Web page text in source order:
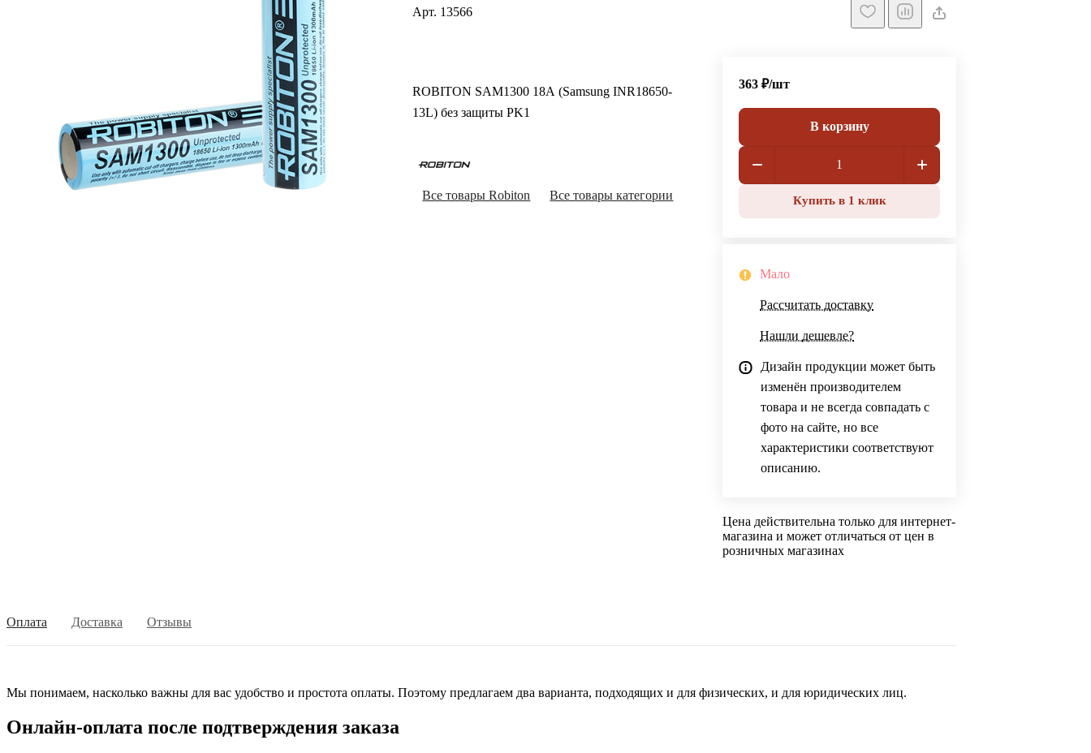
Арт. 13566
ROBITON SAM1300 18А (Samsung INR18650-
13L) без защиты PK1
Все товары Robiton Все товары категории
363 ₽/шт
В корзину
Купить в 1 клик
Мало
Рассчитать доставку
Нашли дешевле?
Дизайн продукции может быть
изменён производителем
товара и не всегда совпадать с
фото на сайте, но все
характеристики соответствуют
описанию.
Цена действительна только для интернет-
магазина и может отличаться от цен в
розничных магазинах
Оплата Доставка Отзывы
Мы понимаем, насколько важны для вас удобство и простота оплаты. Поэтому предлагаем два варианта, подходящих и для физических, и для юридических лиц.
Онлайн-оплата после подтверждения заказа